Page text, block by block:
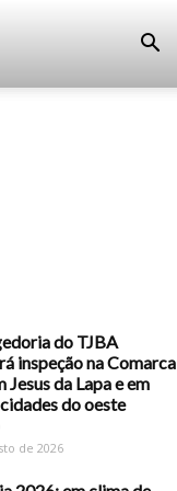
do TJBA
inspeção na Comarca
Jesus da Lapa e em
do oeste
de 2026